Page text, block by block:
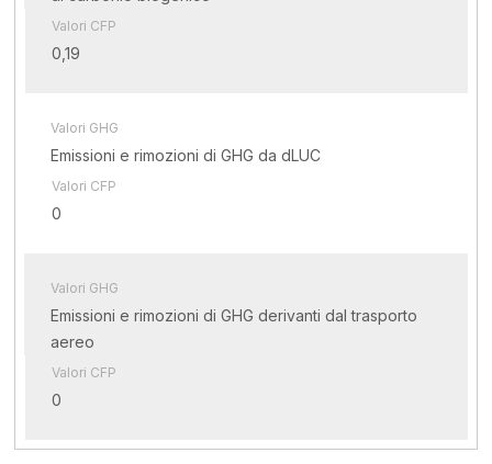
Valori CFP
0,19
Valori GHG
Emissioni e rimozioni di GHG da dLUC
Valori CFP
0
Valori GHG
Emissioni e rimozioni di GHG derivanti dal trasporto
aereo
Valori CFP
0